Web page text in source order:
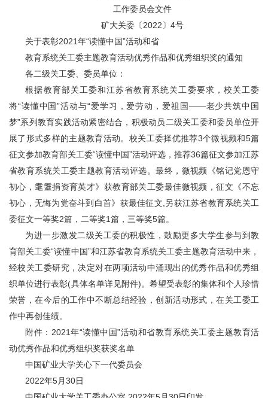
工作委员会文件
矿大关委〔2022〕4号
关于表彰2021年“读懂中国”活动和省
教育系统关工委主题教育活动优秀作品和优秀组织奖的通知
各二级关工委、委员单位：
根据教育部关工委和江苏省教育系统关工委要求，校关工委
将“读懂中国”活动与“爱学习，爱劳动，爱祖国——老少共筑中国
梦”系列教育实践活动紧密结合，积极动员二级关工委和委员单位开
展了形式多样的主题教育活动。校关工委择优推荐3个微视频和5篇
征文参加教育部关工委“读懂中国”活动评选，推荐36篇征文参加江苏
省教育系统关工委主题教育活动评选。最终，微视频《铭记党恩守
初心，耄耋捐资育英才》获教育部关工委最佳微视频，征文《不忘
初心，无悔为党奋斗到白首》获最佳征文,另获江苏省教育系统关工
委征文一等奖2篇，二等奖1篇，三等奖5篇。
为进一步激发二级关工委的积极性，鼓励更多大学生参与到教
育部关工委“读懂中国”和江苏省教育系统关工委主题教育活动中来，
经校关工委研究，决定对在两项活动中涌现出的优秀作品和优秀组
织单位进行表彰(具体名单详见附件)。希望受表彰的集体和个人珍惜
荣誉，在今后的工作中不断总结经验，创新活动形式，在关工委工
作中再创佳绩。
附件：2021年“读懂中国”活动和省教育系统关工委主题教育活
动优秀作品和优秀组织奖获奖名单
中国矿业大学关心下一代委员会
2022年5月30日